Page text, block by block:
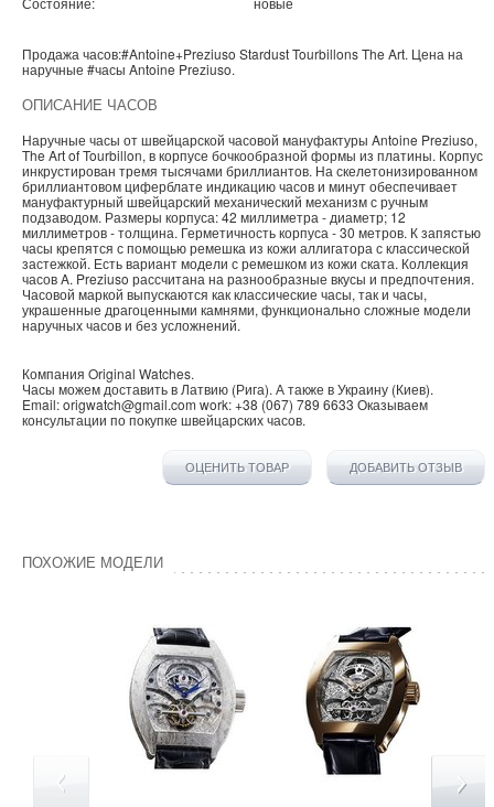
Продажа часов:#Antoine+Preziuso StardustTourbillonsThe Art. Цена на
наручные #часы Antoine Preziuso.
ОПИСАНИЕ ЧАСОВ
Наручные часы от швейцарской часовой мануфактуры Antoine Preziuso,
The Art of Tourbillon, в корпусе бочкообразной формы из платины. Корпус
инкрустирован тремя тысячами бриллиантов. На скелетонизированном
бриллиантовом циферблате индикацию часов и минут обеспечивает
мануфактурный швейцарский механический механизм с ручным
подзаводом. Размеры корпуса: 42 миллиметра - диаметр; 12
миллиметров - толщина. Герметичность корпуса - 30 метров. К запястью
часы крепятся с помощью ремешка из кожи аллигатора с классической
застежкой. Есть вариант модели с ремешком из кожи ската. Коллекция
часов A. Preziuso рассчитана на разнообразные вкусы и предпочтения.
Часовой маркой выпускаются как классические часы, так и часы,
украшенные драгоценными камнями, функционально сложные модели
наручных часов и без усложнений.
Компания Original Watches.
Часы можем доставить в Латвию (Рига). А также вУкраину (Киев).
Email:origwatch@gmail.com work:+38 (067) 789 6633 Оказываем
консультации по покупке швейцарских часов.
ОЦЕНИТЬ ТОВАР ДОБАВИТЬ ОТЗЫВ
ПОХОЖИЕ МОДЕЛИ